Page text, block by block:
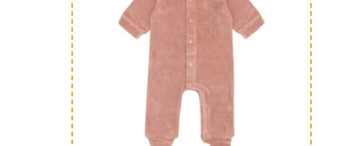
Ajouter au panier